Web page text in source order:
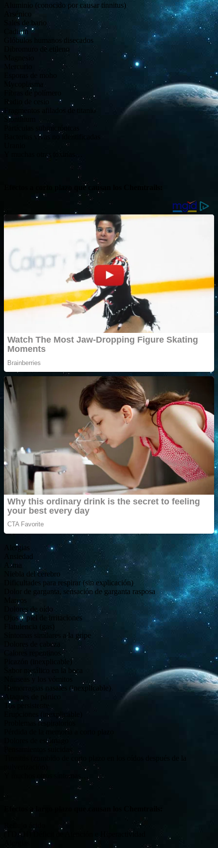
Aluminio (conocido por causar tinnitus)
Arsénico
Sales de bario
Cadium
Glóbulos humanos disecados
Dibromuro de etileno
Magnesio
Mercurio
Fibras de polímero
Radio de cesio
Fragmentos afilados de titanio
Stonthium
Partículas submicrónicas
Bacterias vivas no identificadas
Y muchas otras toxinas…
Efectos a corto plazo que causan los Chemtrails:
Alergias
Ansiedad
Asma
Niebla del cerebro
Dificultades para respirar (sin explicación)
Dolor de garganta, sensación de garganta rasposa
Mareos
Dolores de oído
Ojos y piel de irritaciones
Flatulencia (gas)
Síntomas similares a la gripe
Dolores de cabeza
Picazón (inexplicable)
Sabor metálico en la boca
Náuseas y los vómitos
Hemorragias nasales (inexplicable)
Tos persistente
Erupciones (inexplicable)
Problemas respiratorios
Pérdida de la memoria a corto plazo
Dolores de estómago
Tinnitus (zumbido de corto plazo en los oídos después de la
Y muchos otros síntomas…
Efectos a largo plazo que causan los Chemtrails:
(TDAH) Déficit de Atención e Hiperactividad